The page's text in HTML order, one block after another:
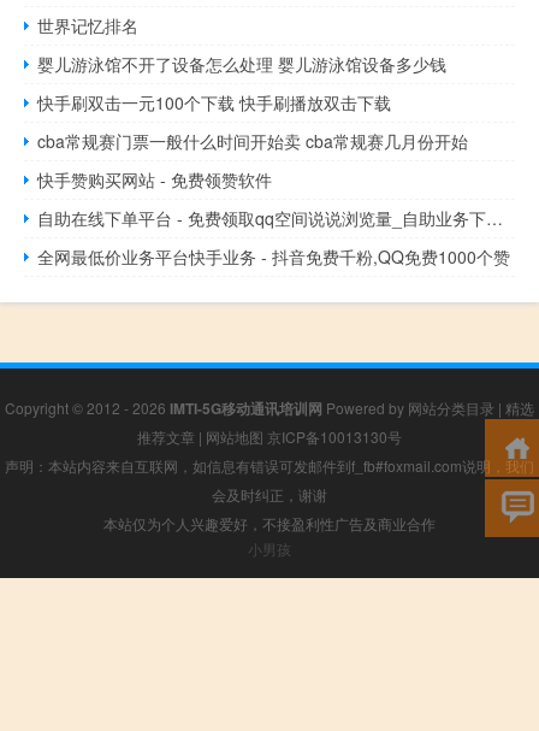
世界记忆排名
婴儿游泳馆不开了设备怎么处理 婴儿游泳馆设备多少钱
快手刷双击一元100个下载 快手刷播放双击下载
cba常规赛门票一般什么时间开始卖 cba常规赛几月份开始
快手赞购买网站 - 免费领赞软件
自助在线下单平台 - 免费领取qq空间说说浏览量_自助业务下单平台
全网最低价业务平台快手业务 - 抖音免费千粉,QQ免费1000个赞
Copyright © 2012 - 2026 IMTI-5G移动通讯培训网 Powered by 网站分类目录 | 精选
推荐文章 | 网站地图 京ICP备10013130号
声明：本站内容来自互联网，如信息有错误可发邮件到f_fb#foxmail.com说明，我们
会及时纠正，谢谢
本站仅为个人兴趣爱好，不接盈利性广告及商业合作
小男孩